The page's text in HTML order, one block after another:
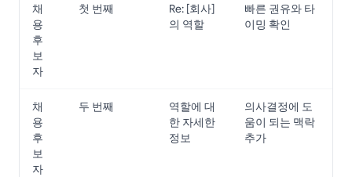
채
용
후
보
자
첫 번째
Re: [회사]
의 역할
빠른 권유와 타
이밍 확인
채
용
후
보
자
두 번째
역할에 대
한 자세한
정보
의사결정에 도
움이 되는 맥락
추가